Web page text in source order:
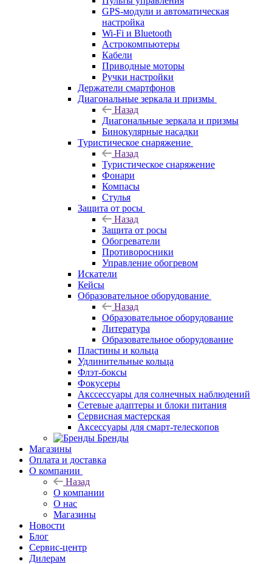
GPS-модули и автоматическая
настройка
Wi-Fi и Bluetooth
Астрокомпьютеры
Кабели
Приводные моторы
Ручки настройки
Держатели смартфонов
Диагональные зеркала и призмы
Назад
Диагональные зеркала и призмы
Бинокулярные насадки
Туристическое снаряжение
Назад
Туристическое снаряжение
Фонари
Компасы
Стулья
Защита от росы
Назад
Защита от росы
Обогреватели
Противоросники
Управление обогревом
Искатели
Кейсы
Образовательное оборудование
Назад
Образовательное оборудование
Литература
Образовательное оборудование
Пластины и кольца
Удлинительные кольца
Флэт-боксы
Фокусеры
Акссессуары для солнечных наблюдений
Сетевые адаптеры и блоки питания
Сервисная мастерская
Аксессуары для смарт-телескопов
Бренды
Магазины
Оплата и доставка
О компании
Назад
О компании
О нас
Магазины
Новости
Блог
Сервис-центр
Дилерам